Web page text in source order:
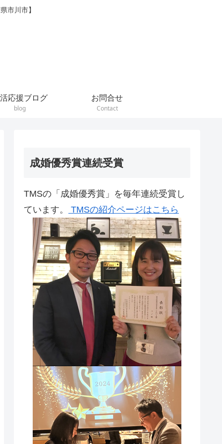
市川市】
応援ブログ
blog
お問合せ
Contact
成婚優秀賞連続受賞
TMSの「成婚優秀賞」を毎年連続受賞し
ています。
TMSの紹介ページはこちら